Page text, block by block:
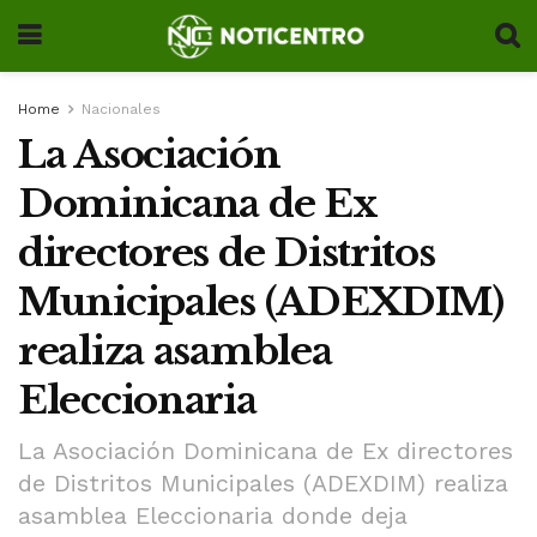
Home Nacionales
La Asociación
Dominicana de Ex
directores de Distritos
Municipales (ADEXDIM)
realiza asamblea
Eleccionaria
La Asociación Dominicana de Ex directores
de Distritos Municipales (ADEXDIM) realiza
asamblea Eleccionaria donde deja